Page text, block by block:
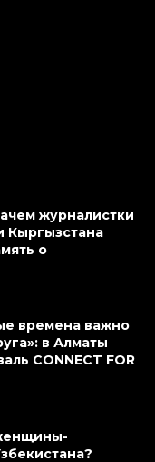
журналистки
Кыргызстана
о
времена важно
в Алматы
CONNECT FOR